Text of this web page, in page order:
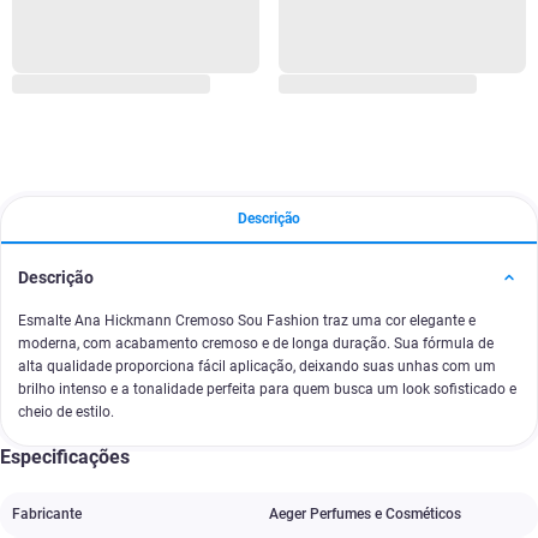
Descrição
Descrição
Esmalte Ana Hickmann Cremoso Sou Fashion traz uma cor elegante e
moderna, com acabamento cremoso e de longa duração. Sua fórmula de
alta qualidade proporciona fácil aplicação, deixando suas unhas com um
brilho intenso e a tonalidade perfeita para quem busca um look sofisticado e
cheio de estilo.
Especificações
Fabricante Aeger Perfumes e Cosméticos